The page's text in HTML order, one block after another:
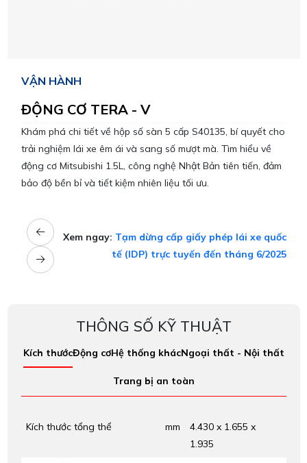
VẬN HÀNH
ĐỘNG CƠ TERA - V
Khám phá chi tiết về hộp số sàn 5 cấp S40135, bí quyết cho
trải nghiệm lái xe êm ái và sang số mượt mà. Tìm hiểu về
động cơ Mitsubishi 1.5L, công nghệ Nhật Bản tiên tiến, đảm
bảo độ bền bỉ và tiết kiệm nhiên liệu tối ưu.
Xem ngay: Tạm dừng cấp giấy phép lái xe quốc
tế (IDP) trực tuyến đến tháng 6/2025
THÔNG SỐ KỸ THUẬT
Kích thướcĐộng cơHệ thống khácNgoại thất - Nội thất
Trang bị an toàn
Kích thước tổng thể mm
4.430 x 1.655 x
1.935